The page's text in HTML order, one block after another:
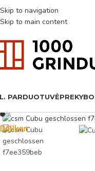
Skip to navigation
Skip to main content
PARDUOTUVĖ